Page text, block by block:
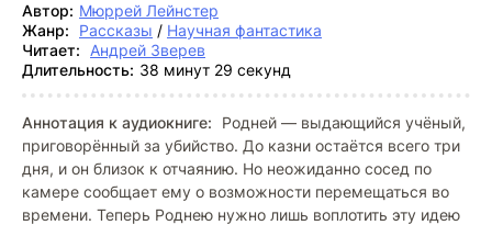
Автор: Мюррей Лейнстер
Жанр:
Рассказы / Научная фантастика
Читает:
Андрей Зверев
Длительность: 38 минут 29 секунд
Аннотация к аудиокниге:
Родней — выдающийся учёный,
приговорённый за убийство. До казни остаётся всего три
дня, и он близок к отчаянию. Но неожиданно сосед по
камере сообщает ему о возможности перемещаться во
времени. Теперь Роднею нужно лишь воплотить эту идею